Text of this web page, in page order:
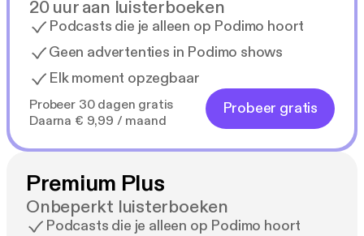
20 uur aan luisterboeken
Podcasts die je alleen op Podimo hoort
Geen advertenties in Podimo shows
Elk moment opzegbaar
Probeer 30 dagen gratis
Daarna € 9,99 / maand
Probeer gratis
Premium Plus
Onbeperkt luisterboeken
Podcasts die je alleen op Podimo hoort